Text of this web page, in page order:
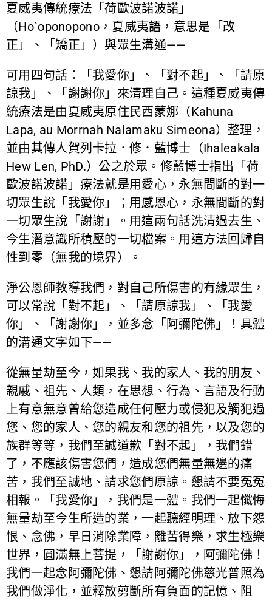
夏威夷傳統療法「荷歐波諾波諾」
（Ho`oponopono，夏威夷語，意思是「改
正」、「矯正」）與眾生溝通——
可用四句話：「我愛你」、「對不起」、「請原
諒我」、「謝謝你」來清理自己。這種夏威夷傳
統療法是由夏威夷原住民西蒙娜（Kahuna
Lapa, au Morrnah Nalamaku Simeona）整理，
並由其傳人賀列卡拉．修．藍博士（Ihaleakala
Hew Len, PhD.）公之於眾。修藍博士指出「荷
歐波諾波諾」療法就是用愛心，永無間斷的對一
切眾生說「我愛你」；用感恩心，永無間斷的對
一切眾生說「謝謝」。用這兩句話洗清過去生、
今生潛意識所積壓的一切檔案。用這方法回歸自
性到零（無我的境界）。
淨公恩師教導我們，對自己所傷害的有緣眾生，
可以常說「對不起」、「請原諒我」、「我愛
你」、「謝謝你」，並多念「阿彌陀佛」！具體
的溝通文字如下——
從無量劫至今，如果我、我的家人、我的朋友、
親戚、祖先、人類，在思想、行為、言語及行動
上有意無意曾給您造成任何壓力或侵犯及觸犯過
您、您的家人、您的親友和您的祖先，以及您的
族群等等，我們至誠道歉「對不起」，我們錯
了，不應該傷害您們，造成您們無量無邊的痛
苦，我們至誠地、請求您們原諒。懇請不要冤冤
相報。「我愛你」，我們是一體。我們一起懺悔
無量劫至今生所造的業，一起聽經明理、放下怨
恨、念佛，早日消除業障，離苦得樂，求生極樂
世界，圓滿無上菩提，「謝謝你」，阿彌陀佛！
我們一起念阿彌陀佛、懇請阿彌陀佛慈光普照為
我們做淨化，並釋放剪斷所有負面的記憶、阻